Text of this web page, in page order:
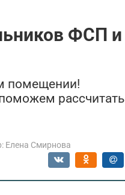
ФСП и
помещении!
рассчитать
Елена Смирнова